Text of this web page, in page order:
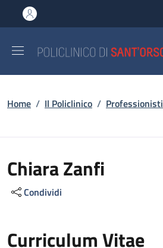
al contenuto principale
to footer content
Briciole di pane
Home / Il Policlinico / Professionisti
Chiara Zanfi
Condividi
Curriculum Vitae